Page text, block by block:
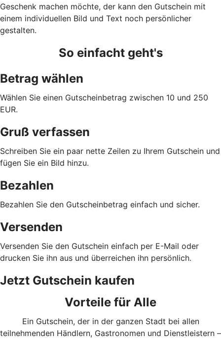
Geschenk machen möchte, der kann den Gutschein mit
einem individuellen Bild und Text noch persönlicher
gestalten.
So einfacht geht's
Betrag wählen
Wählen Sie einen Gutscheinbetrag zwischen 10 und 250
EUR.
Gruß verfassen
Schreiben Sie ein paar nette Zeilen zu Ihrem Gutschein und
fügen Sie ein Bild hinzu.
Bezahlen
Bezahlen Sie den Gutscheinbetrag einfach und sicher.
Versenden
Versenden Sie den Gutschein einfach per E-Mail oder
drucken Sie ihn aus und überreichen ihn persönlich.
Jetzt Gutschein kaufen
Vorteile für Alle
Ein Gutschein, der in der ganzen Stadt bei allen
teilnehmenden Händlern, Gastronomen und Dienstleistern –